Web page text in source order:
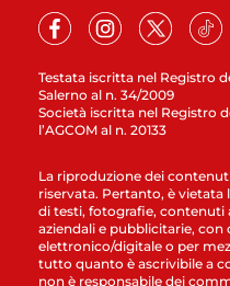
Testata iscritta nel Registro
Salerno al n. 34/2009
Società iscritta nel Registro
l’AGCOM al n. 20133
La riproduzione dei
riservata. Pertanto, è vietata
di testi, fotografie, contenuti
aziendali e pubblicitarie, con
elettronico/digitale o per
tutto quanto è ascrivibile a
non è responsabile dei